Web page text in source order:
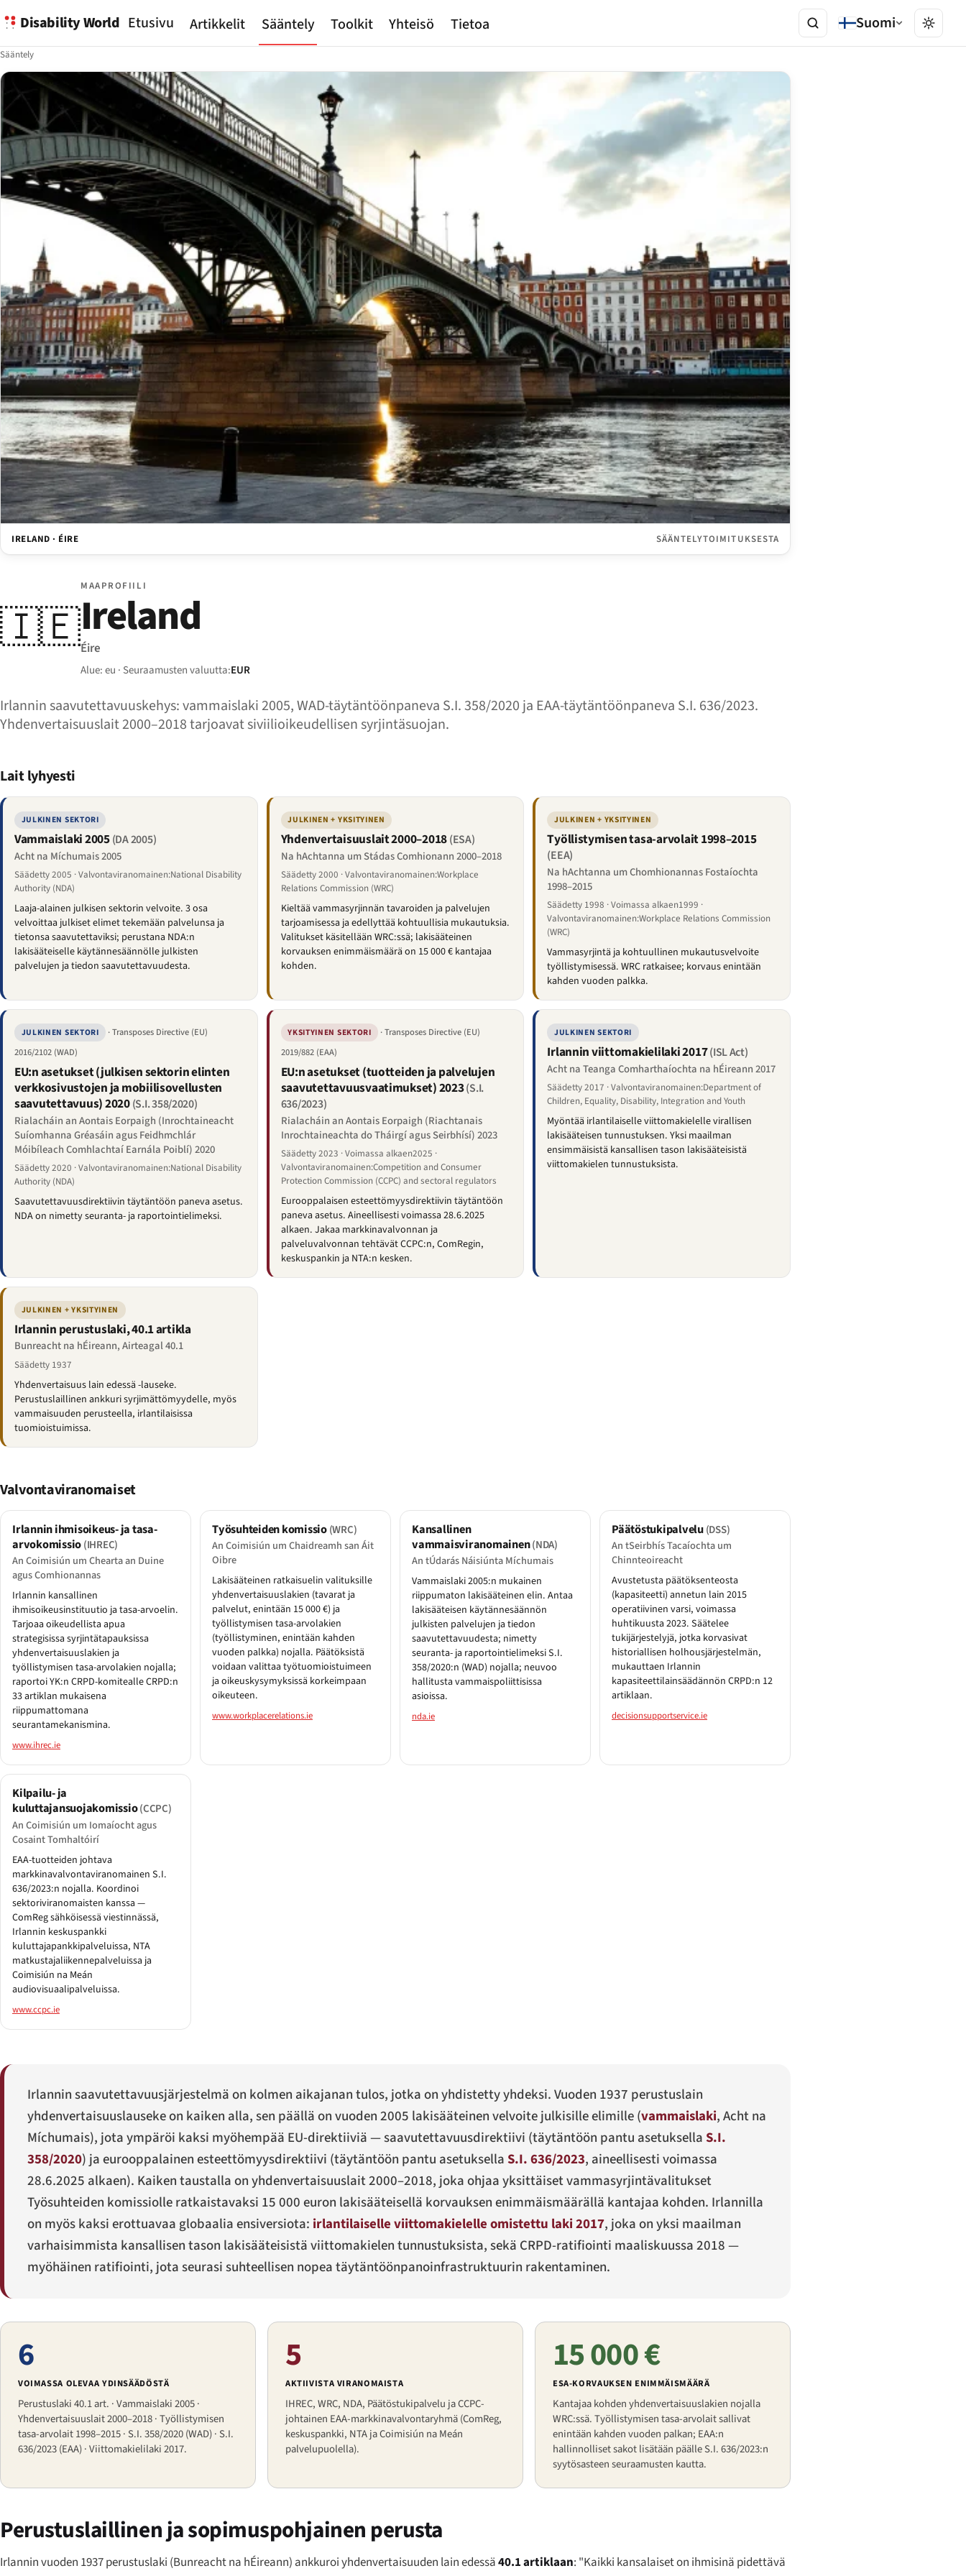
Disability World Etusivu Artikkelit Sääntely Toolkit Yhteisö Tietoa Suomi
Sääntely
IRELAND · ÉIRE SÄÄNTELYTOIMITUKSESTA
🇮🇪
MAAPROFIILI
Ireland
Éire
Alue: eu · Seuraamusten valuutta:EUR
Irlannin saavutettavuuskehys: vammaislaki 2005, WAD-täytäntöönpaneva S.I. 358/2020 ja EAA-täytäntöönpaneva S.I. 636/2023.
Yhdenvertaisuuslait 2000–2018 tarjoavat siviilioikeudellisen syrjintäsuojan.
Lait lyhyesti
JULKINEN SEKTORI
Vammaislaki 2005(DA 2005)
Acht na Míchumais 2005
Säädetty 2005 · Valvontaviranomainen:National Disability
Authority (NDA)
Laaja-alainen julkisen sektorin velvoite. 3 osa
velvoittaa julkiset elimet tekemään palvelunsa ja
tietonsa saavutettaviksi; perustana NDA:n
lakisääteiselle käytännesäännölle julkisten
palvelujen ja tiedon saavutettavuudesta.
JULKINEN + YKSITYINEN
Yhdenvertaisuuslait 2000–2018(ESA)
Na hAchtanna um Stádas Comhionann 2000–2018
Säädetty 2000 · Valvontaviranomainen:Workplace
Relations Commission (WRC)
Kieltää vammasyrjinnän tavaroiden ja palvelujen
tarjoamisessa ja edellyttää kohtuullisia mukautuksia.
Valitukset käsitellään WRC:ssä; lakisääteinen
korvauksen enimmäismäärä on 15 000 € kantajaa
kohden.
JULKINEN + YKSITYINEN
Työllistymisen tasa-arvolait 1998–2015
(EEA)
Na hAchtanna um Chomhionannas Fostaíochta
1998–2015
Säädetty 1998 · Voimassa alkaen1999 ·
Valvontaviranomainen:Workplace Relations Commission
(WRC)
Vammasyrjintä ja kohtuullinen mukautusvelvoite
työllistymisessä. WRC ratkaisee; korvaus enintään
kahden vuoden palkka.
JULKINEN SEKTORI
· Transposes Directive (EU)
2016/2102 (WAD)
EU:n asetukset (julkisen sektorin elinten
verkkosivustojen ja mobiilisovellusten
saavutettavuus) 2020(S.I. 358/2020)
Rialacháin an Aontais Eorpaigh (Inrochtaineacht
Suíomhanna Gréasáin agus Feidhmchlár
Móibíleach Comhlachtaí Earnála Poiblí) 2020
Säädetty 2020 · Valvontaviranomainen:National Disability
Authority (NDA)
Saavutettavuusdirektiivin täytäntöön paneva asetus.
NDA on nimetty seuranta- ja raportointielimeksi.
YKSITYINEN SEKTORI
· Transposes Directive (EU)
2019/882 (EAA)
EU:n asetukset (tuotteiden ja palvelujen
saavutettavuusvaatimukset) 2023(S.I.
636/2023)
Rialacháin an Aontais Eorpaigh (Riachtanais
Inrochtaineachta do Tháirgí agus Seirbhísí) 2023
Säädetty 2023 · Voimassa alkaen2025 ·
Valvontaviranomainen:Competition and Consumer
Protection Commission (CCPC) and sectoral regulators
Eurooppalaisen esteettömyysdirektiivin täytäntöön
paneva asetus. Aineellisesti voimassa 28.6.2025
alkaen. Jakaa markkinavalvonnan ja
palveluvalvonnan tehtävät CCPC:n, ComRegin,
keskuspankin ja NTA:n kesken.
JULKINEN SEKTORI
Irlannin viittomakielilaki 2017(ISL Act)
Acht na Teanga Comharthaíochta na hÉireann 2017
Säädetty 2017 · Valvontaviranomainen:Department of
Children, Equality, Disability, Integration and Youth
Myöntää irlantilaiselle viittomakielelle virallisen
lakisääteisen tunnustuksen. Yksi maailman
ensimmäisistä kansallisen tason lakisääteisistä
viittomakielen tunnustuksista.
JULKINEN + YKSITYINEN
Irlannin perustuslaki, 40.1 artikla
Bunreacht na hÉireann, Airteagal 40.1
Säädetty 1937
Yhdenvertaisuus lain edessä -lauseke.
Perustuslaillinen ankkuri syrjimättömyydelle, myös
vammaisuuden perusteella, irlantilaisissa
tuomioistuimissa.
Valvontaviranomaiset
Irlannin ihmisoikeus- ja tasa-
arvokomissio(IHREC)
An Coimisiún um Chearta an Duine
agus Comhionannas
Irlannin kansallinen
ihmisoikeusinstituutio ja tasa-arvoelin.
Tarjoaa oikeudellista apua
strategisissa syrjintätapauksissa
yhdenvertaisuuslakien ja
työllistymisen tasa-arvolakien nojalla;
raportoi YK:n CRPD-komitealle CRPD:n
33 artiklan mukaisena
riippumattomana
seurantamekanismina.
www.ihrec.ie
Työsuhteiden komissio(WRC)
An Coimisiún um Chaidreamh san Áit
Oibre
Lakisääteinen ratkaisuelin valituksille
yhdenvertaisuuslakien (tavarat ja
palvelut, enintään 15 000 €) ja
työllistymisen tasa-arvolakien
(työllistyminen, enintään kahden
vuoden palkka) nojalla. Päätöksistä
voidaan valittaa työtuomioistuimeen
ja oikeuskysymyksissä korkeimpaan
oikeuteen.
www.workplacerelations.ie
Kansallinen
vammaisviranomainen(NDA)
An tÚdarás Náisiúnta Míchumais
Vammaislaki 2005:n mukainen
riippumaton lakisääteinen elin. Antaa
lakisääteisen käytännesäännön
julkisten palvelujen ja tiedon
saavutettavuudesta; nimetty
seuranta- ja raportointielimeksi S.I.
358/2020:n (WAD) nojalla; neuvoo
hallitusta vammaispoliittisissa
asioissa.
nda.ie
Päätöstukipalvelu(DSS)
An tSeirbhís Tacaíochta um
Chinnteoireacht
Avustetusta päätöksenteosta
(kapasiteetti) annetun lain 2015
operatiivinen varsi, voimassa
huhtikuusta 2023. Säätelee
tukijärjestelyjä, jotka korvasivat
historiallisen holhousjärjestelmän,
mukauttaen Irlannin
kapasiteettilainsäädännön CRPD:n 12
artiklaan.
decisionsupportservice.ie
Kilpailu- ja
kuluttajansuojakomissio(CCPC)
An Coimisiún um Iomaíocht agus
Cosaint Tomhaltóirí
EAA-tuotteiden johtava
markkinavalvontaviranomainen S.I.
636/2023:n nojalla. Koordinoi
sektoriviranomaisten kanssa —
ComReg sähköisessä viestinnässä,
Irlannin keskuspankki
kuluttajapankkipalveluissa, NTA
matkustajaliikennepalveluissa ja
Coimisiún na Meán
audiovisuaalipalveluissa.
www.ccpc.ie
Irlannin saavutettavuusjärjestelmä on kolmen aikajanan tulos, jotka on yhdistetty yhdeksi. Vuoden 1937 perustuslain
yhdenvertaisuuslauseke on kaiken alla, sen päällä on vuoden 2005 lakisääteinen velvoite julkisille elimille (vammaislaki,Acht na
Míchumais), jota ympäröi kaksi myöhempää EU-direktiiviä — saavutettavuusdirektiivi (täytäntöön pantu asetuksellaS.I.
358/2020) ja eurooppalainen esteettömyysdirektiivi (täytäntöön pantu asetuksellaS.I. 636/2023, aineellisesti voimassa
28.6.2025 alkaen). Kaiken taustalla on yhdenvertaisuuslait 2000–2018, joka ohjaa yksittäiset vammasyrjintävalitukset
Työsuhteiden komissiolle ratkaistavaksi 15 000 euron lakisääteisellä korvauksen enimmäismäärällä kantajaa kohden. Irlannilla
on myös kaksi erottuavaa globaalia ensiversiota: irlantilaiselle viittomakielelle omistettu laki 2017, joka on yksi maailman
varhaisimmista kansallisen tason lakisääteisistä viittomakielen tunnustuksista, sekä CRPD-ratifiointi maaliskuussa 2018 —
myöhäinen ratifiointi, jota seurasi suhteellisen nopea täytäntöönpanoinfrastruktuurin rakentaminen.
6
VOIMASSA OLEVAA YDINSÄÄDÖSTÄ
Perustuslaki 40.1 art. · Vammaislaki 2005 ·
Yhdenvertaisuuslait 2000–2018 · Työllistymisen
tasa-arvolait 1998–2015 · S.I. 358/2020 (WAD) · S.I.
636/2023 (EAA) · Viittomakielilaki 2017.
5
AKTIIVISTA VIRANOMAISTA
IHREC, WRC, NDA, Päätöstukipalvelu ja CCPC-
johtainen EAA-markkinavalvontaryhmä (ComReg,
keskuspankki, NTA ja Coimisiún na Meán
palvelupuolella).
15 000 €
ESA-KORVAUKSEN ENIMMÄISMÄÄRÄ
Kantajaa kohden yhdenvertaisuuslakien nojalla
WRC:ssä. Työllistymisen tasa-arvolait sallivat
enintään kahden vuoden palkan; EAA:n
hallinnolliset sakot lisätään päälle S.I. 636/2023:n
syytösasteen seuraamusten kautta.
Perustuslaillinen ja sopimuspohjainen perusta
Irlannin vuoden 1937 perustuslaki (Bunreacht na hÉireann) ankkuroi yhdenvertaisuuden lain edessä40.1 artiklaan: "Kaikki kansalaiset on ihmisinä pidettävä